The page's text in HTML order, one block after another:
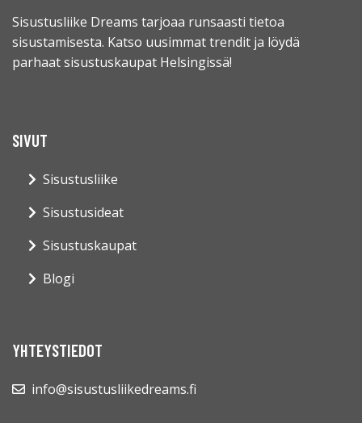
Sisustusliike Dreams tarjoaa runsaasti tietoa
sisustamisesta. Katso uusimmat trendit ja löydä
parhaat sisustuskaupat Helsingissä!
SIVUT
Sisustusliike
Sisustusideat
Sisustuskaupat
Blogi
YHTEYSTIEDOT
info@sisustusliikedreams.fi